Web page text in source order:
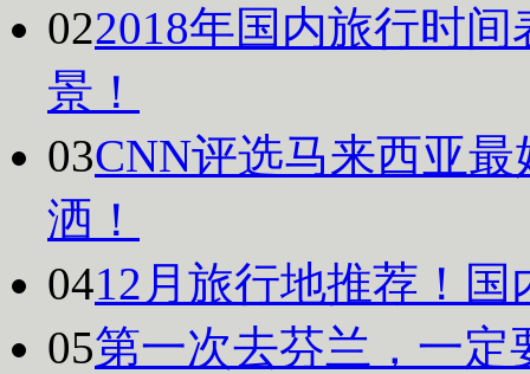
022018年国内旅行时
景！
03CNN评选马来西亚
洒！
0412月旅行地推荐！
05第一次去芬兰，一定